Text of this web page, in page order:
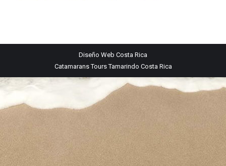
Diseño Web Costa Rica
Catamarans Tours Tamarindo Costa Rica